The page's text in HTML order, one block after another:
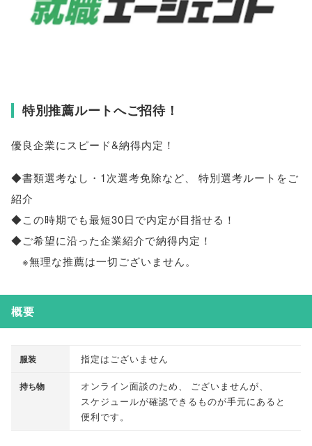
特別推薦ルートへご招待！
優良企業にスピード&納得内定！
◆書類選考なし・1次選考免除など、
特別選考ルートをご
紹介
◆この時期でも最短30日で内定が目指せる！
◆ご希望に沿った企業紹介で納得内定！
※無理な推薦は一切ございません。
概要
服装 指定はございません
持ち物 オンライン面談のため、 ございませんが、
スケジュールが確認できるものが手元にあると
便利です。